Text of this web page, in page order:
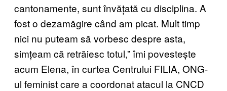
cantonamente, sunt învățată cu disciplina. A
fost o dezamăgire când am picat. Mult timp
nici nu puteam să vorbesc despre asta,
simțeam că retrăiesc totul,” îmi povestește
acum Elena, în curtea Centrului FILIA, ONG-
ul feminist care a coordonat atacul la CNCD